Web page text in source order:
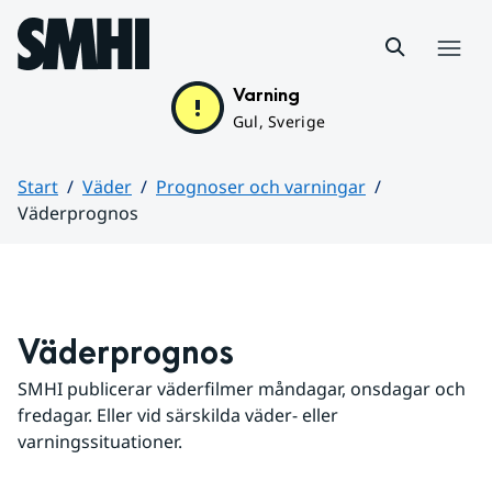
Hoppa till sidans innehåll
Varning
Gul, Sverige
Start Väder
Prognoser och varningar
Väderprognos
Väderprognos
SMHI publicerar väderfilmer måndagar, onsdagar och
fredagar. Eller vid särskilda väder- eller
varningssituationer.